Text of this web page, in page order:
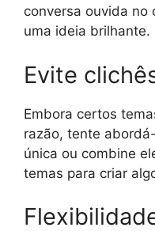
conversa ouvida no
uma ideia brilhante.
Evite
Embora certos
razão, tente
única ou combine
temas para criar